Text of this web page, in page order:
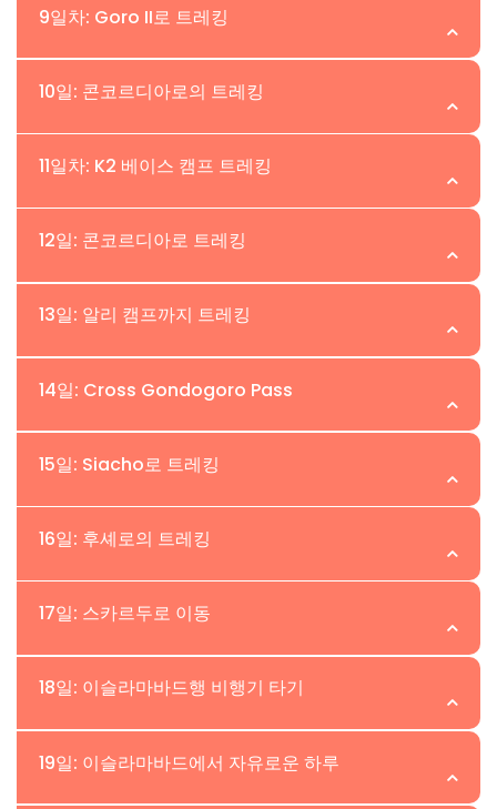
어 모험가들에게 기억에 남는 경험을 선사합니다.
Towers, Uli Baiho, Paju Peak의 멋진 경관을 드러냅니다.
4~5시간의 트레킹 후, Liligo에서 점심을 먹고 Khoburse 캠
프에 도착합니다. 이 캠프는 Baltoro Glacier의 오른쪽 가장
위치:Urdukas | 고도:4,000m
Urdukas Camp로의 트레킹은 Trango, Uli Biaho,
Cathedrals를 포함한 화강암 첨탑의 숨막히는 경관을 제공
합니다. Baktoro 트레킹의 빙하 캠프 이전의 마지막 캠프인
9일차: Goro II로 트레킹
위치:Goro II | 고도:4,300m
를 하이킹하며 오른쪽에는 Masherbrum, 왼쪽에는
Muztagh가 있습니다. 3-4시간의 하이킹 후, Goro 1에서
점심을 먹고 다시 3-4시간을 걸어 Goro 2에 도착합니다.
10일: 콘코르디아로의 트레킹
위치:Concordia | 고도:4,700m
숨막히는 경치를 가로질러 "산의 신들의 왕좌"인
Concordia에 도달합니다. 장엄한 봉우리들로 둘러싸인 이
캠프장은 드물고 차가운 황야의 경험을 제공합니다.
11일차: K2 베이스 캠프 트레킹
위치: K2 베이스 캠프 | 고도: 5,100m
Gilkey Memorial을 방문하거나, Broad Peak Base Camp
까지 하이킹하거나, 단순히 Concordia의 360도 산 전망을
즐길 수 있습니다. 하루는 다양한 선택으로 펼쳐지며, 야영
12일: 콘코르디아로 트레킹
위치:Concordia | 고도:4,700m
여정을 시작하며, 카라코람 산맥의 숨막히는 풍경을 따라 발
자취를 되짚습니다. 이 경로는 Concordia를 둘러싼 장엄한
봉우리들의 익숙하면서도 경외감을 주는 시각을 제공합니
13일: 알리 캠프까지 트레킹
위치:Ali Camp | 고도:5,000m
Mitre peak를 넘고 Vigne Glacier를 가로지르는 것을 포함
합니다. 작은 크레바스 때문에 주의가 권장되며,
Concordia에서 5~6시간의 트레킹이 필요합니다.
14일: Cross Gondogoro Pass
위치:Khuspang Camp | 고도:4,700m
하 위험을 줄이기 위해 해가 뜨기 전에 고개를 넘어야 합니
다. 이른 시작과 로프 지원 후, Gondogoro la까지의 3-5시
간 오르는 길은 멋진 파노라마 전망을 제공하며, Khuspang
15일: Siacho로 트레킹
위치:Saicho | 고도:3,350m
까지 1시간 동안 트레킹합니다. 점심 후, 5-6시간의 트레킹
이 곤도고로 목초지를 지나 재개되어, 세이초 캠프에 도착하
며 세탁과 샤워를 위한 개선된 날씨 조건을 갖추게 됩니다.
16일: 후셰로의 트레킹
위치: Hushe | 고도: 3,000m
하룻밤을 묵습니다.
17일: 스카르두로 이동
위치:Skardu | 고도:2,230m
프를 통해 우리의 여행을 마무리할 것입니다.
18일: 이슬라마바드행 비행기 타기
위치:Islamabad | 고도:540m
19일: 이슬라마바드에서 자유로운 하루